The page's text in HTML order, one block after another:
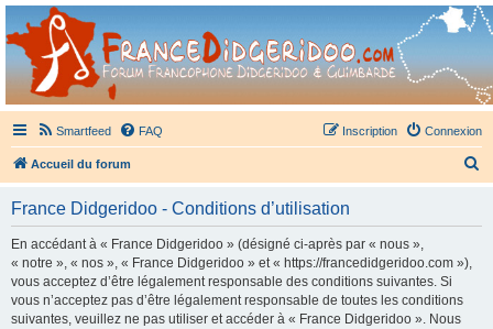
France Didgeridoo
Didgeridoo et Guimbarde sur France Didgeridoo - retrouvez la communauté.
Smartfeed FAQ Connexion
Inscription
Accueil du forum
France Didgeridoo - Conditions d’utilisation
En accédant à « France Didgeridoo » (désigné ci-après par « nous »,
« notre », « nos », « France Didgeridoo » et « https://francedidgeridoo.com »),
vous acceptez d’être légalement responsable des conditions suivantes. Si
vous n’acceptez pas d’être légalement responsable de toutes les conditions
suivantes, veuillez ne pas utiliser et accéder à « France Didgeridoo ». Nous